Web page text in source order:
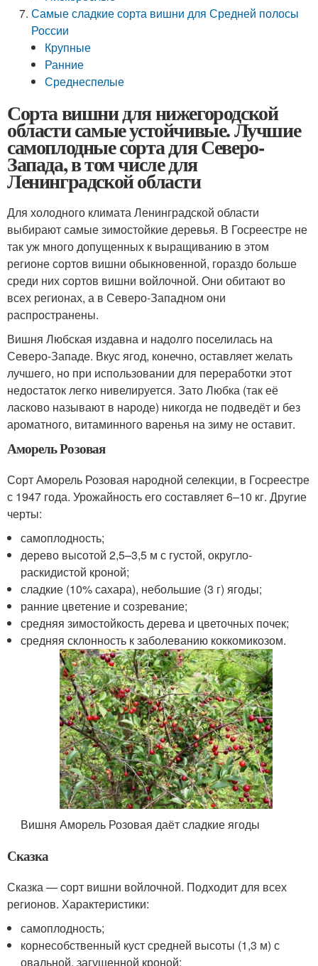
Самые сладкие сорта вишни для Средней полосы
России
Крупные
Ранние
Среднеспелые
Сорта вишни для нижегородской
области самые устойчивые. Лучшие
самоплодные сорта для Северо-
Запада, в том числе для
Ленинградской области
Для холодного климата Ленинградской области
выбирают самые зимостойкие деревья. В Госреестре не
так уж много допущенных к выращиванию в этом
регионе сортов вишни обыкновенной, гораздо больше
среди них сортов вишни войлочной. Они обитают во
всех регионах, а в Северо-Западном они
распространены.
Вишня Любская издавна и надолго поселилась на
Северо-Западе. Вкус ягод, конечно, оставляет желать
лучшего, но при использовании для переработки этот
недостаток легко нивелируется. Зато Любка (так её
ласково называют в народе) никогда не подведёт и без
ароматного, витаминного варенья на зиму не оставит.
Аморель Розовая
Сорт Аморель Розовая народной селекции, в Госреестре
с 1947 года. Урожайность его составляет 6–10 кг. Другие
черты:
самоплодность;
дерево высотой 2,5–3,5 м с густой, округло-
раскидистой кроной;
сладкие (10% сахара), небольшие (3 г) ягоды;
ранние цветение и созревание;
средняя зимостойкость дерева и цветочных почек;
средняя склонность к заболеванию коккомикозом.
Вишня Аморель Розовая даёт сладкие ягоды
Сказка
Сказка — сорт вишни войлочной. Подходит для всех
регионов. Характеристики:
самоплодность;
корнесобственный куст средней высоты (1,3 м) с
овальной, загущенной кроной;